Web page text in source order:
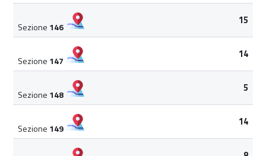
Sezione 146
15
Sezione 147
14
Sezione 148
5
Sezione 149
14